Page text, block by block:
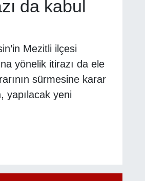
da kabul
Mezitli ilçesi
yönelik itirazı da ele
sürmesine karar
yapılacak yeni